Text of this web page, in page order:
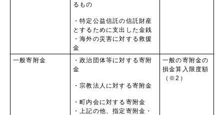
るもの
・特定公益信託の信託財産
とするために支出した金銭
・海外の災害に対する救援
金
一般寄附金
・政治団体等に対する寄附
金
・宗教法人に対する寄附金
・町内会に対する寄附金
・上記の他、指定寄附金・
一般の寄附金の
損金算入限度額
（※2）